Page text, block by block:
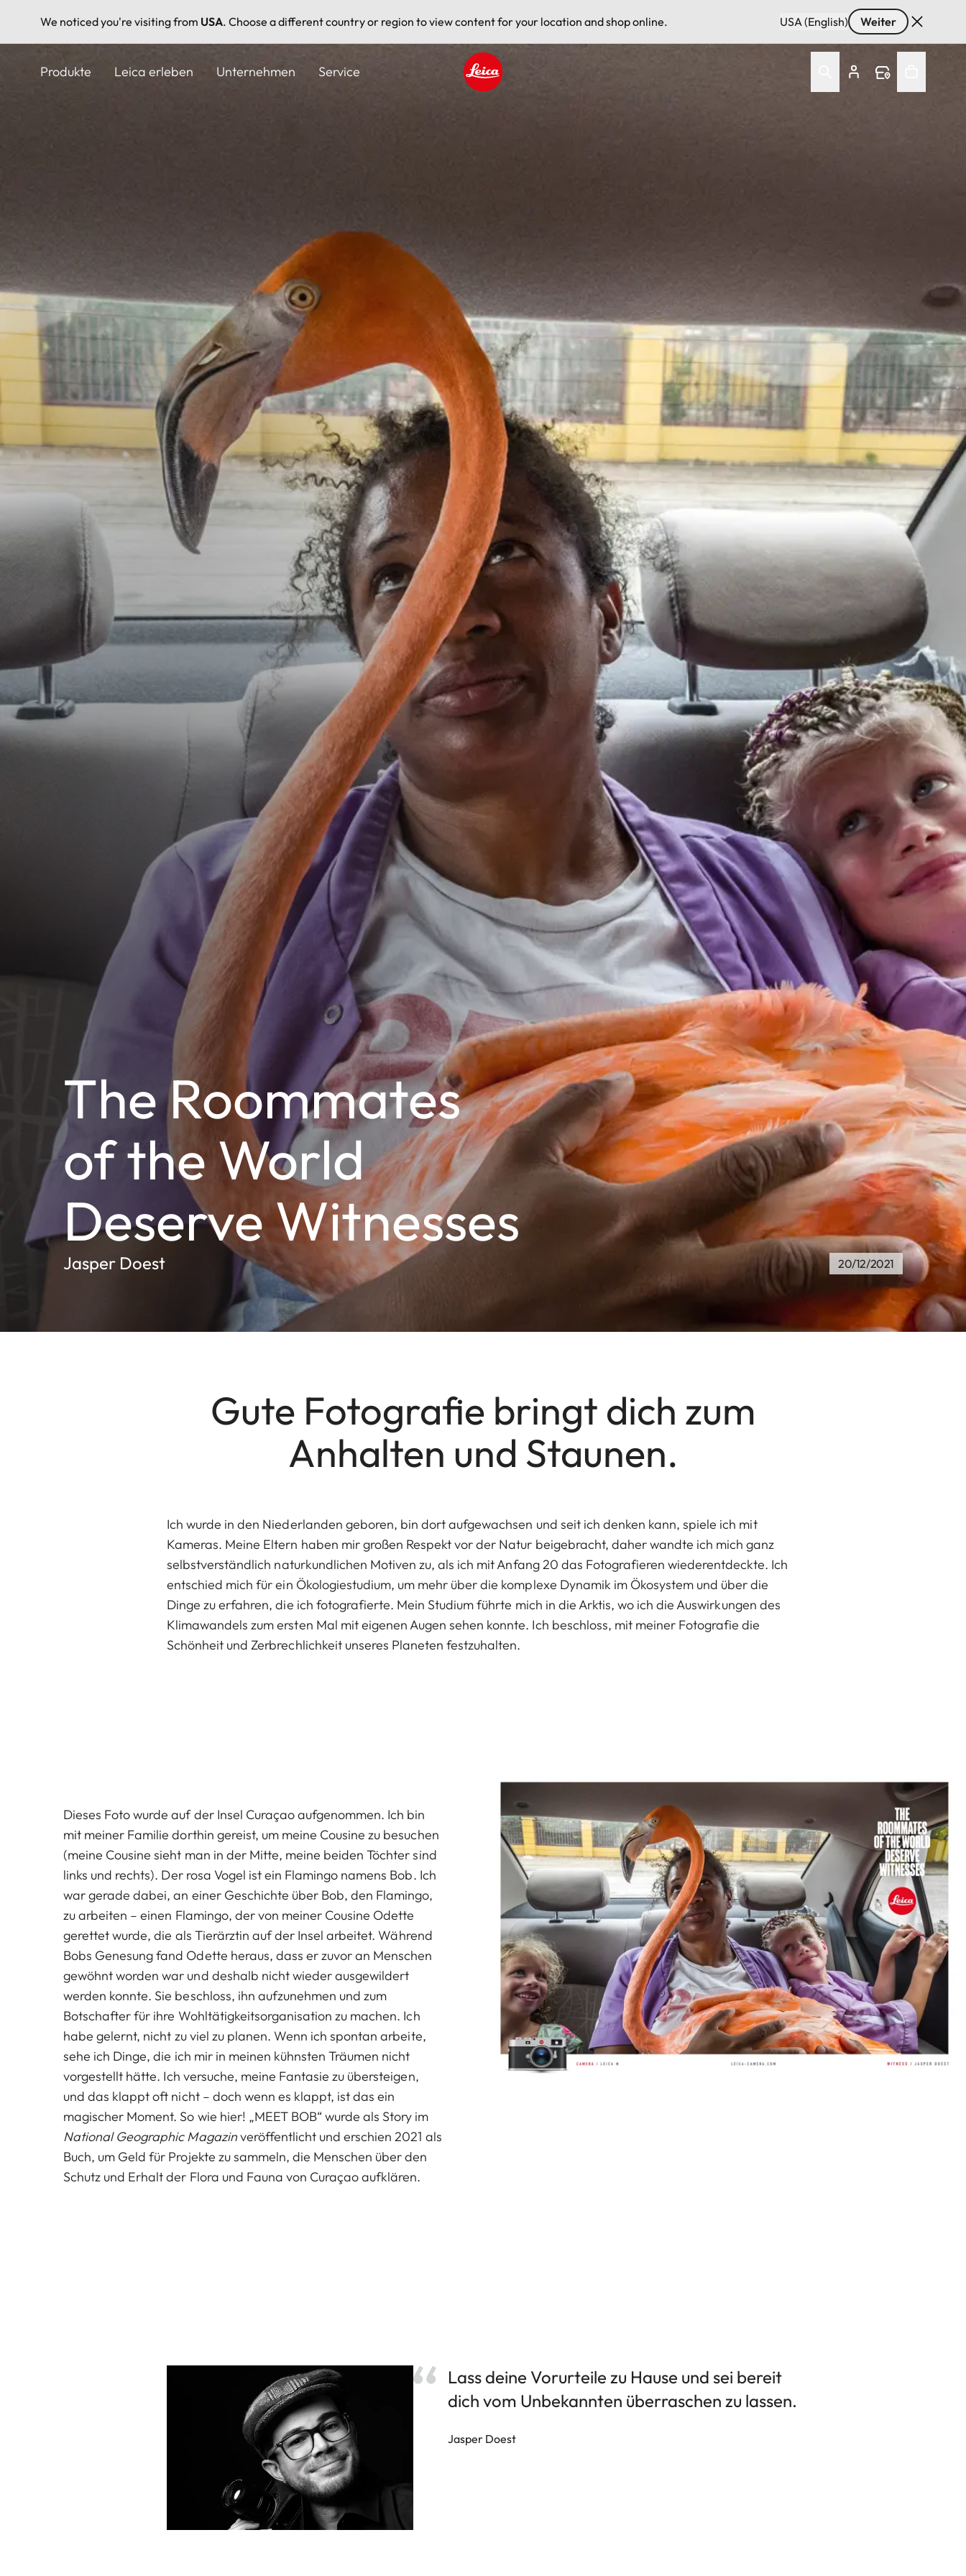
We noticed you're visiting from USA. Choose a different country or region to view content for your location and shop online. USA (English) Weiter
Produkte Leica erleben Unternehmen Service
The Roommates
of the World
Deserve Witnesses
Jasper Doest 20/12/2021
Gute Fotografie bringt dich zum
Anhalten und Staunen.
Ich wurde in den Niederlanden geboren, bin dort aufgewachsen und seit ich denken kann, spiele ich mit
Kameras. Meine Eltern haben mir großen Respekt vor der Natur beigebracht, daher wandte ich mich ganz
selbstverständlich naturkundlichen Motiven zu, als ich mit Anfang 20 das Fotografieren wiederentdeckte. Ich
entschied mich für ein Ökologiestudium, um mehr über die komplexe Dynamik im Ökosystem und über die
Dinge zu erfahren, die ich fotografierte. Mein Studium führte mich in die Arktis, wo ich die Auswirkungen des
Klimawandels zum ersten Mal mit eigenen Augen sehen konnte. Ich beschloss, mit meiner Fotografie die
Schönheit und Zerbrechlichkeit unseres Planeten festzuhalten.
Dieses Foto wurde auf der Insel Curaçao aufgenommen. Ich bin
mit meiner Familie dorthin gereist, um meine Cousine zu besuchen
(meine Cousine sieht man in der Mitte, meine beiden Töchter sind
links und rechts). Der rosa Vogel ist ein Flamingo namens Bob. Ich
war gerade dabei, an einer Geschichte über Bob, den Flamingo,
zu arbeiten – einen Flamingo, der von meiner Cousine Odette
gerettet wurde, die als Tierärztin auf der Insel arbeitet. Während
Bobs Genesung fand Odette heraus, dass er zuvor an Menschen
gewöhnt worden war und deshalb nicht wieder ausgewildert
werden konnte. Sie beschloss, ihn aufzunehmen und zum
Botschafter für ihre Wohltätigkeitsorganisation zu machen. Ich
habe gelernt, nicht zu viel zu planen. Wenn ich spontan arbeite,
sehe ich Dinge, die ich mir in meinen kühnsten Träumen nicht
vorgestellt hätte. Ich versuche, meine Fantasie zu übersteigen,
und das klappt oft nicht – doch wenn es klappt, ist das ein
magischer Moment. So wie hier! „MEET BOB“ wurde als Story im
National Geographic Magazinveröffentlicht und erschien 2021 als
Buch, um Geld für Projekte zu sammeln, die Menschen über den
Schutz und Erhalt der Flora und Fauna von Curaçao aufklären.
Lass deine Vorurteile zu Hause und sei bereit
dich vom Unbekannten überraschen zu lassen.
Jasper Doest